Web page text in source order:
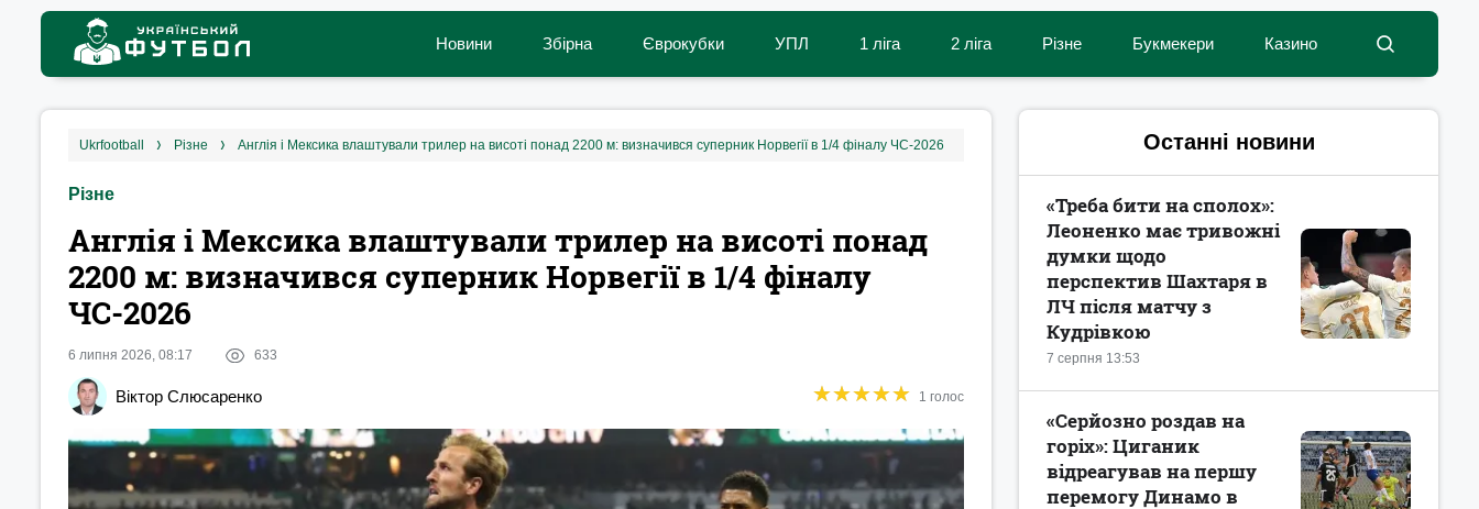
Новини Збірна Єврокубки УПЛ 1 ліга 2 ліга Різне Букмекери Казино
ukrfootball різне Англія і Мексика влаштували трилер на висоті понад 2200 м: визначився суперник Норвегії в 1/4 фіналу ЧС-2026
Різне
Англія і Мексика влаштували трилер на висоті понад
2200 м: визначився суперник Норвегії в 1/4 фіналу
ЧС-2026
6 липня 2026, 08:17 633
Віктор Слюсаренко ★★★★★
★★★★★ 1 голос
Останні новини
7 серпня 13:53
«Треба бити на сполох»:
Леоненко має тривожні
думки щодо
перспектив Шахтаря в
ЛЧ після матчу з
Кудрівкою
«Серйозно роздав на
горіх»: Циганик
відреагував на першу
перемогу Динамо в